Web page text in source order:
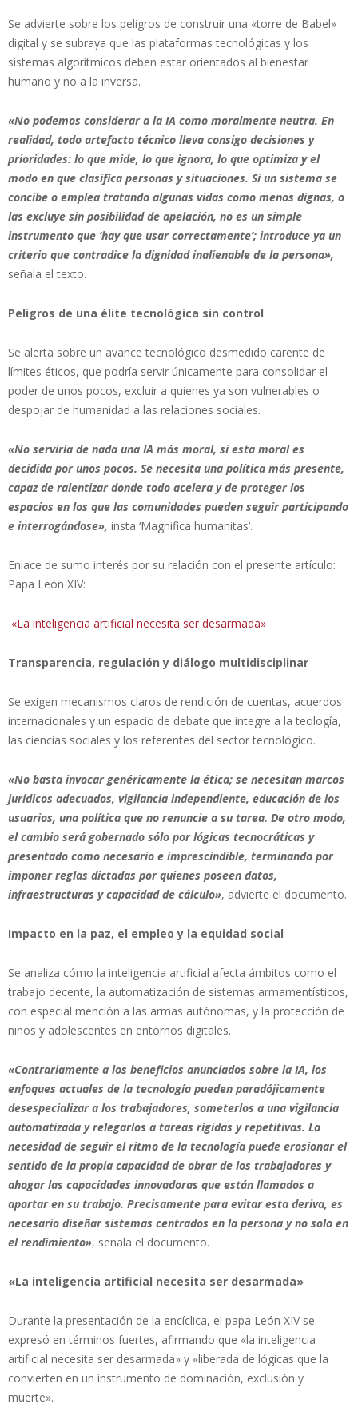
Se advierte sobre los peligros de construir una «torre de Babel»
digital y se subraya que las plataformas tecnológicas y los
sistemas algorítmicos deben estar orientados al bienestar
humano y no a la inversa.
«No podemos considerar a la IA como moralmente neutra. En
realidad, todo artefacto técnico lleva consigo decisiones y
prioridades: lo que mide, lo que ignora, lo que optimiza y el
modo en que clasifica personas y situaciones. Si un sistema se
concibe o emplea tratando algunas vidas como menos dignas, o
las excluye sin posibilidad de apelación, no es un simple
instrumento que ‘hay que usar correctamente’; introduce ya un
criterio que contradice la dignidad inalienable de la persona»,
señala el texto.
Peligros de una élite tecnológica sin control
Se alerta sobre un avance tecnológico desmedido carente de
límites éticos, que podría servir únicamente para consolidar el
poder de unos pocos, excluir a quienes ya son vulnerables o
despojar de humanidad a las relaciones sociales.
«No serviría de nada una IA más moral, si esta moral es
decidida por unos pocos. Se necesita una política más presente,
capaz de ralentizar donde todo acelera y de proteger los
espacios en los que las comunidades pueden seguir participando
e interrogándose», insta ‘Magnifica humanitas’.
Enlace de sumo interés por su relación con el presente artículo:
Papa León XIV:
«La inteligencia artificial necesita ser desarmada»
Transparencia, regulación y diálogo multidisciplinar
Se exigen mecanismos claros de rendición de cuentas, acuerdos
internacionales y un espacio de debate que integre a la teología,
las ciencias sociales y los referentes del sector tecnológico.
«No basta invocar genéricamente la ética; se necesitan marcos
jurídicos adecuados, vigilancia independiente, educación de los
usuarios, una política que no renuncie a su tarea. De otro modo,
el cambio será gobernado sólo por lógicas tecnocráticas y
presentado como necesario e imprescindible, terminando por
imponer reglas dictadas por quienes poseen datos,
infraestructuras y capacidad de cálculo», advierte el documento.
Impacto en la paz, el empleo y la equidad social
Se analiza cómo la inteligencia artificial afecta ámbitos como el
trabajo decente, la automatización de sistemas armamentísticos,
con especial mención a las armas autónomas, y la protección de
niños y adolescentes en entornos digitales.
«Contrariamente a los beneficios anunciados sobre la IA, los
enfoques actuales de la tecnología pueden paradójicamente
desespecializar a los trabajadores, someterlos a una vigilancia
automatizada y relegarlos a tareas rígidas y repetitivas. La
necesidad de seguir el ritmo de la tecnología puede erosionar el
sentido de la propia capacidad de obrar de los trabajadores y
ahogar las capacidades innovadoras que están llamados a
aportar en su trabajo. Precisamente para evitar esta deriva, es
necesario diseñar sistemas centrados en la persona y no solo en
el rendimiento», señala el documento.
«La inteligencia artificial necesita ser desarmada»
Durante la presentación de la encíclica, el papa León XIV se
expresó en términos fuertes, afirmando que «la inteligencia
artificial necesita ser desarmada» y «liberada de lógicas que la
convierten en un instrumento de dominación, exclusión y
muerte».